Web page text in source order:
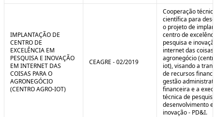
IMPLANTAÇÃO DE
CENTRO DE
EXCELÊNCIA EM
PESQUISA E INOVAÇÃO
EM INTERNET DAS
COISAS PARA O
AGRONEGÓCIO
(CENTRO AGRO-IOT)
CEAGRE - 02/2019
Cooperação
científica para
o projeto de
centro de
pesquisa e
internet das coisas
agronegócio
iot), visando a
de recursos
gestão
financeira e a
técnica de pesquisa,
desenvolvimento e
inovação - PD&I.